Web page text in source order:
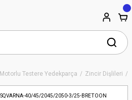
Motorlu Testere Yedekparça Zincir Dişlileri